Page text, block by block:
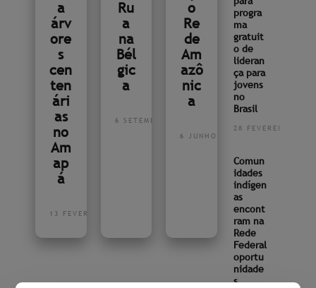
a
árv
ore
s
cen
ten
ári
as
no
Am
ap
á
13 FEVEREIRO 2023
Ru
a
na
Bél
gic
a
6 SETEMBRO 2022
o
Re
de
Am
azô
nic
a
6 JUNHO 2022
progra
ma
gratuit
o de
lideran
ça para
jovens
no
Brasil
28 FEVEREIRO 2024
Comun
idades
indígen
as
encont
ram na
Rede
Federal
oportu
nidade
s